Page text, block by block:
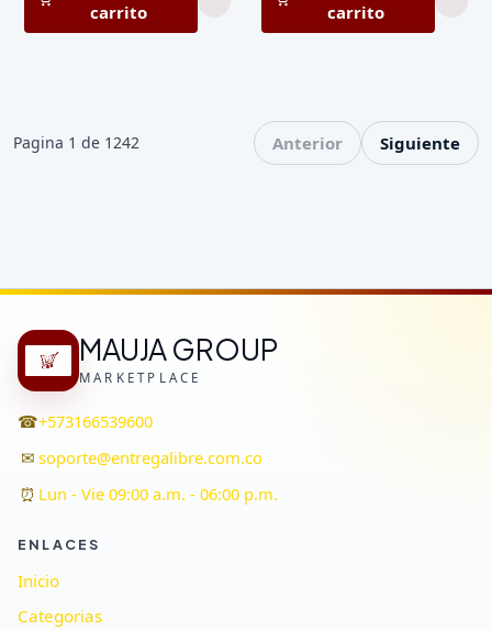
carrito
carrito
Pagina 1 de 1242 Anterior Siguiente
MAUJA GROUP
MARKETPLACE
☎+573166539600
✉ soporte@entregalibre.com.co
⏰ Lun - Vie 09:00 a.m. - 06:00 p.m.
ENLACES
Inicio
Categorias